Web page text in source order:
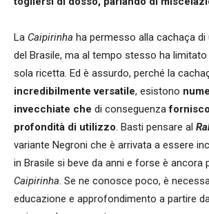
La Caipirinha ha permesso alla cachaça
del Brasile, ma al tempo stesso ha
sola ricetta. Ed è assurdo, perché la
incredibilmente versatile, esistono
invecchiate che di conseguenza
profondità di utilizzo. Basti pensare al
variante Negroni che è arrivata a essere
in Brasile si beve da anni e forse è ancora
Caipirinha. Se ne conosce poco, è
educazione e approfondimento a partire